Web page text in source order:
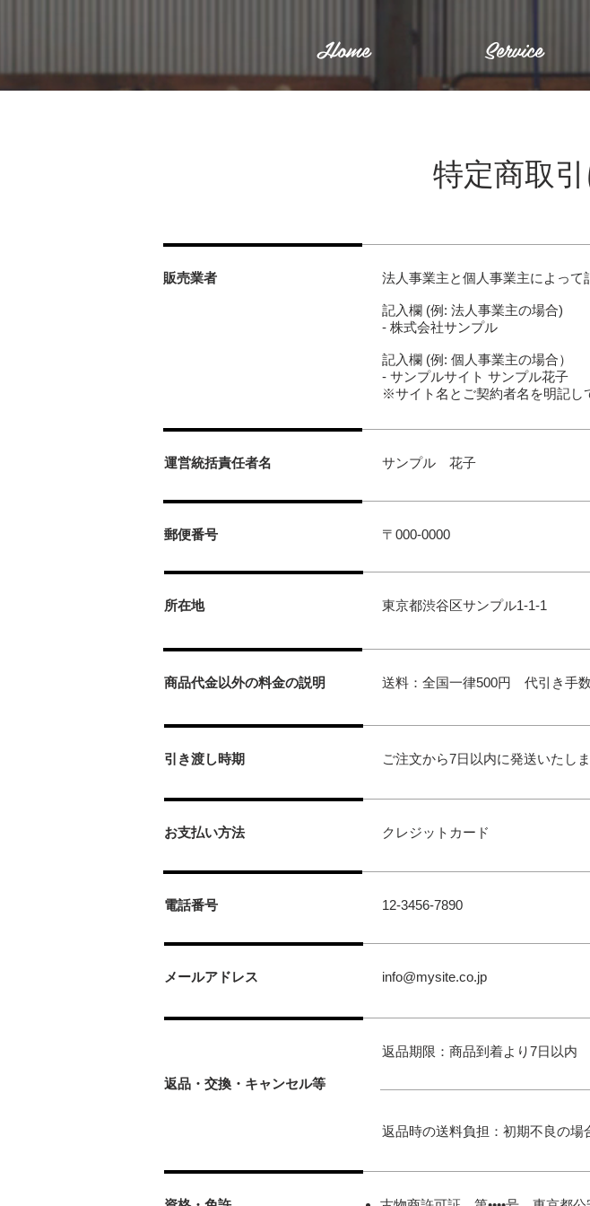
Home Service
特定商取
販売業者 法人事業主と個人事業主によって
記入欄 (例: 法人事業主の場合)
- 株式会社サンプル
記入欄 (例: 個人事業主の場合）
- サンプルサイト サンプル花子
※サイト名とご契約者名を明記し
運営統括責任者名 サンプル 花子
郵便番号 〒000-0000
所在地 東京都渋谷区サンプル1-1-1
商品代金以外の料金の説明 送料：全国一律500円 代引き手
引き渡し時期 ご注文から7日以内に発送いたし
お支払い方法 クレジットカード
電話番号 12-3456-7890
メールアドレス info@mysite.co.jp
返品期限：商品到着より7日以内
返品・交換・キャンセル等
返品時の送料負担：初期不良の場